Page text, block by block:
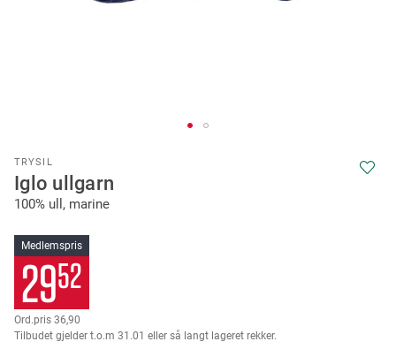
TRYSIL
Iglo ullgarn
100% ull, marine
Medlemspris
2952
36,90
Tilbudet gjelder t.o.m 31.01 eller så langt lageret rekker.
to
the
beginning
the
images
gallery